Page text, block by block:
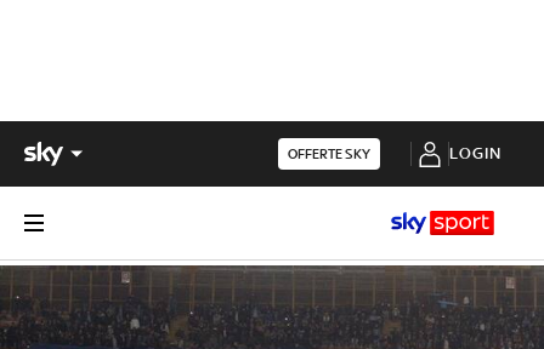
OFFERTE SKY LOGIN